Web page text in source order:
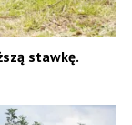
stawkę.